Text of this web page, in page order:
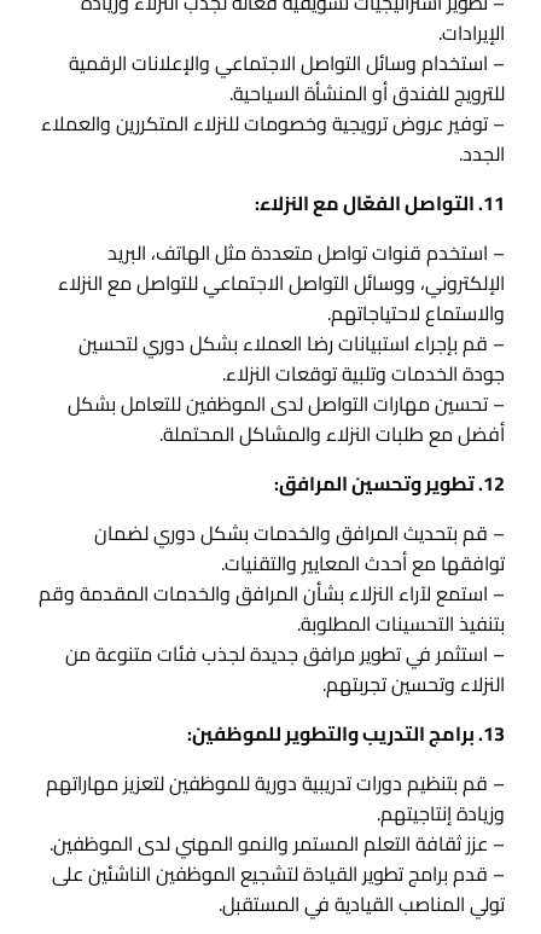
الإيرادات.
– استخدام وسائل التواصل الاجتماعي والإعلانات الرقمية
للترويج للفندق أو المنشأة السياحية.
– توفير عروض ترويجية وخصومات للنزلاء المتكررين والعملاء
الجدد.
11. التواصل الفعّال مع النزلاء:
– استخدم قنوات تواصل متعددة مثل الهاتف، البريد
الإلكتروني، ووسائل التواصل الاجتماعي للتواصل مع النزلاء
والاستماع لاحتياجاتهم.
– قم بإجراء استبيانات رضا العملاء بشكل دوري لتحسين
جودة الخدمات وتلبية توقعات النزلاء.
– تحسين مهارات التواصل لدى الموظفين للتعامل بشكل
أفضل مع طلبات النزلاء والمشاكل المحتملة.
12. تطوير وتحسين المرافق:
– قم بتحديث المرافق والخدمات بشكل دوري لضمان
توافقها مع أحدث المعايير والتقنيات.
– استمع لآراء النزلاء بشأن المرافق والخدمات المقدمة وقم
بتنفيذ التحسينات المطلوبة.
– استثمر في تطوير مرافق جديدة لجذب فئات متنوعة من
النزلاء وتحسين تجربتهم.
13. برامج التدريب والتطوير للموظفين:
– قم بتنظيم دورات تدريبية دورية للموظفين لتعزيز مهاراتهم
وزيادة إنتاجيتهم.
– عزز ثقافة التعلم المستمر والنمو المهني لدى الموظفين.
– قدم برامج تطوير القيادة لتشجيع الموظفين الناشئين على
تولي المناصب القيادية في المستقبل.